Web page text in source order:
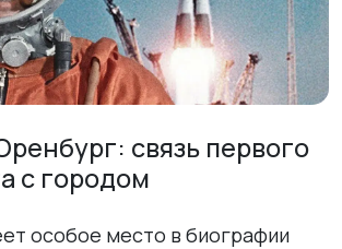
связь первого
с городом
особое место в биографии